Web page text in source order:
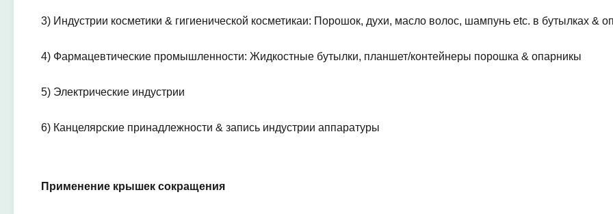
3) Индустрии косметики & гигиенической косметикаи: Порошок, духи, масло волос, шампунь etc. в бутылках &
4) Фармацевтические промышленности: Жидкостные бутылки, планшет/контейнеры порошка & опарникы
5) Электрические индустрии
6) Канцелярские принадлежности & запись индустрии аппаратуры
Применение крышек сокращения